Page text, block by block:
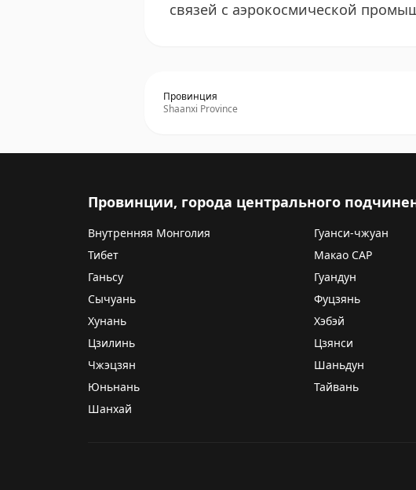
связей с аэрокосмической
Провинция
Shaanxi Province
Провинции, города центрального
Внутренняя Монголия Гуанси-чжуан
Тибет
Макао САР
Ганьсу
Гуандун
Сычуань
Фуцзянь
Хунань
Хэбэй
Цзилинь
Цзянси
Чжэцзян
Шаньдун
Юньнань
Тайвань
Шанхай